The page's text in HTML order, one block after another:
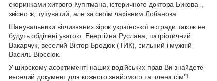
скоринками хитрого Купітмана, істеричного доктора Бикова і,
звісно ж, тупуватий, але за своїм чарівним Лобанова.
Шанувальники вітчизняних зірок української естради також не
будуть обділені увагою. Енергійна Руслана, патріотичний
Вакарчук, веселий Віктор Бродюк (ТИК), сильний і мужній
Василь Віросюк.
У широкому асортименті наших водійських прав Ви знайдете
веселий документ для кожного знайомого та члена сім'ї!